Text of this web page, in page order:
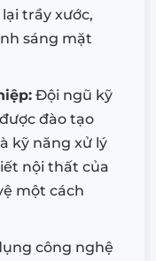
trầy xước,
sáng mặt
Đội ngũ kỹ
đào tạo
kỹ năng xử lý
nội thất của
một cách
công nghệ